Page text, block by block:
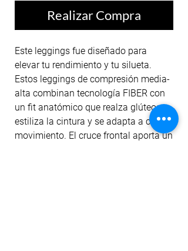
Realizar Compra
Este leggings fue diseñado para
elevar tu rendimiento y tu silueta.
Estos leggings de compresión media-
alta combinan tecnología FIBER con
un fit anatómico que realza glúteos,
estiliza la cintura y se adapta a cada
movimiento. El cruce frontal aporta un